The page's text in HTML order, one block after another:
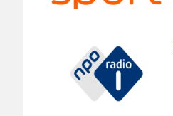
voetbal